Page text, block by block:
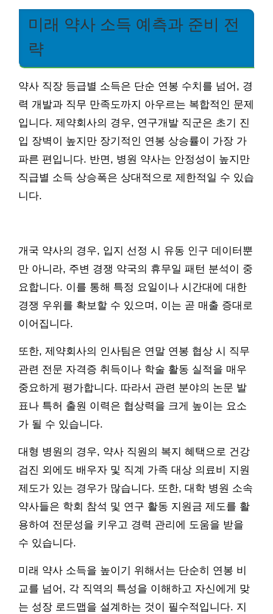
미래 약사 소득 예측과 준비 전
략
약사 직장 등급별 소득은 단순 연봉 수치를 넘어, 경
력 개발과 직무 만족도까지 아우르는 복합적인 문제
입니다. 제약회사의 경우, 연구개발 직군은 초기 진
입 장벽이 높지만 장기적인 연봉 상승률이 가장 가
파른 편입니다. 반면, 병원 약사는 안정성이 높지만
직급별 소득 상승폭은 상대적으로 제한적일 수 있습
니다.
개국 약사의 경우, 입지 선정 시 유동 인구 데이터뿐
만 아니라, 주변 경쟁 약국의 휴무일 패턴 분석이 중
요합니다. 이를 통해 특정 요일이나 시간대에 대한
경쟁 우위를 확보할 수 있으며, 이는 곧 매출 증대로
이어집니다.
또한, 제약회사의 인사팀은 연말 연봉 협상 시 직무
관련 전문 자격증 취득이나 학술 활동 실적을 매우
중요하게 평가합니다. 따라서 관련 분야의 논문 발
표나 특허 출원 이력은 협상력을 크게 높이는 요소
가 될 수 있습니다.
대형 병원의 경우, 약사 직원의 복지 혜택으로 건강
검진 외에도 배우자 및 직계 가족 대상 의료비 지원
제도가 있는 경우가 많습니다. 또한, 대학 병원 소속
약사들은 학회 참석 및 연구 활동 지원금 제도를 활
용하여 전문성을 키우고 경력 관리에 도움을 받을
수 있습니다.
미래 약사 소득을 높이기 위해서는 단순히 연봉 비
교를 넘어, 각 직역의 특성을 이해하고 자신에게 맞
는 성장 로드맵을 설계하는 것이 필수적입니다. 지